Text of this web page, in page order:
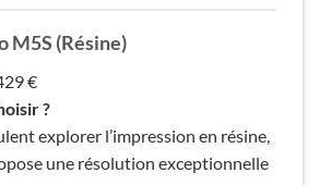
M5S (Résine)
€
?
explorer l’impression en résine,
une résolution exceptionnelle